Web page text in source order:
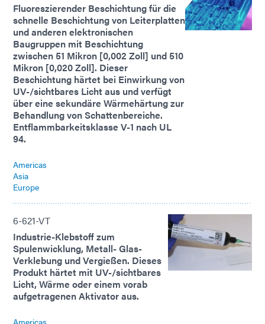
Fluoreszierender Beschichtung für die
schnelle Beschichtung von Leiterplatten
und anderen elektronischen
Baugruppen mit Beschichtung
zwischen 51 Mikron [0,002 Zoll] und 510
Mikron [0,020 Zoll]. Dieser
Beschichtung härtet bei Einwirkung von
UV-/sichtbares Licht aus und verfügt
über eine sekundäre Wärmehärtung zur
Behandlung von Schattenbereiche.
Entflammbarkeitsklasse V-1 nach UL
94.
Americas
Asia
Europe
6-621-VT
Industrie-Klebstoff zum
Spulenwicklung, Metall- Glas-
Verklebung und Vergießen. Dieses
Produkt härtet mit UV-/sichtbares
Licht, Wärme oder einem vorab
aufgetragenen Aktivator aus.
Americas